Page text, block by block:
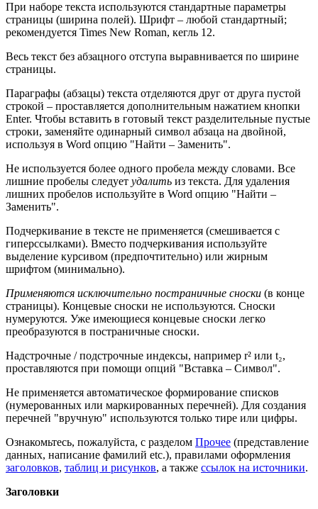
При наборе текста используются стандартные параметры
страницы (ширина полей). Шрифт – любой стандартный;
рекомендуется Times New Roman, кегль 12.
Весь текст без абзацного отступа выравнивается по ширине
страницы.
Параграфы (абзацы) текста отделяются друг от друга пустой
строкой – проставляется дополнительным нажатием кнопки
Enter. Чтобы вставить в готовый текст разделительные пустые
строки, заменяйте одинарный символ абзаца на двойной,
используя в Word опцию "Найти – Заменить".
Не используется более одного пробела между словами. Все
лишние пробелы следует удалить из текста. Для удаления
лишних пробелов используйте в Word опцию "Найти –
Заменить".
Подчеркивание в тексте не применяется (смешивается с
гиперссылками). Вместо подчеркивания используйте
выделение курсивом (предпочтительно) или жирным
шрифтом (минимально).
Применяются исключительно постраничные сноски (в конце
страницы). Концевые сноски не используются. Сноски
нумеруются. Уже имеющиеся концевые сноски легко
преобразуются в постраничные сноски.
Надстрочные / подстрочные индексы, например r² или t₂,
проставляются при помощи опций "Вставка – Символ".
Не применяется автоматическое формирование списков
(нумерованных или маркированных перечней). Для создания
перечней "вручную" используются только тире или цифры.
Ознакомьтесь, пожалуйста, с разделом Прочее (представление
данных, написание фамилий etc.), правилами оформления
заголовков, таблиц и рисунков, а также ссылок на источники.
Заголовки